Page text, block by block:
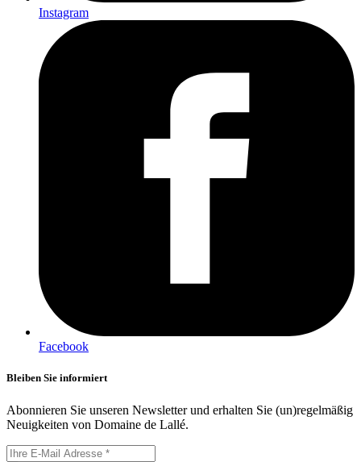
Instagram
Facebook
Bleiben Sie informiert
Abonnieren Sie unseren Newsletter und erhalten Sie (un)regelmäßig
Neuigkeiten von Domaine de Lallé.